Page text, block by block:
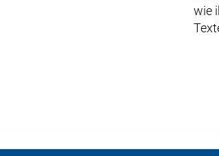
wie